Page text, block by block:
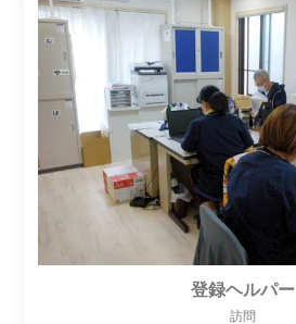
登録ヘルパー
訪問